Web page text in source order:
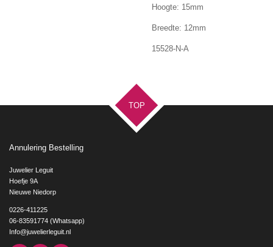
Hoogte: 15mm
Breedte: 12mm
15528-N-A
TOP
Annulering Bestelling
Juwelier Leguit
Hoefje 9A
Nieuwe Niedorp
0226-411225
06-83591774 (Whatsapp)
Info@juwelierleguit.nl